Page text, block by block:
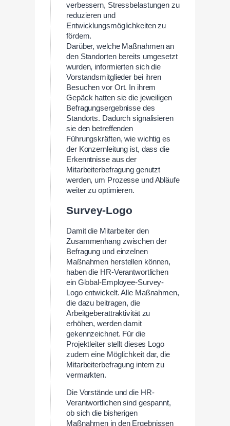
verbessern, Stressbelastungen zu
reduzieren und
Entwicklungsmöglichkeiten zu
fördern.
Darüber, welche Maßnahmen an
den Standorten bereits umgesetzt
wurden, informierten sich die
Vorstandsmitglieder bei ihren
Besuchen vor Ort. In ihrem
Gepäck hatten sie die jeweiligen
Befragungsergebnisse des
Standorts. Dadurch signalisieren
sie den betreffenden
Führungskräften, wie wichtig es
der Konzernleitung ist, dass die
Erkenntnisse aus der
Mitarbeiterbefragung genutzt
werden, um Prozesse und Abläufe
weiter zu optimieren.
Survey-Logo
Damit die Mitarbeiter den
Zusammenhang zwischen der
Befragung und einzelnen
Maßnahmen herstellen können,
haben die HR-Verantwortlichen
ein Global-Employee-Survey-
Logo entwickelt. Alle Maßnahmen,
die dazu beitragen, die
Arbeitgeberattraktivität zu
erhöhen, werden damit
gekennzeichnet. Für die
Projektleiter stellt dieses Logo
zudem eine Möglichkeit dar, die
Mitarbeiterbefragung intern zu
vermarkten.
Die Vorstände und die HR-
Verantwortlichen sind gespannt,
ob sich die bisherigen
Maßnahmen in den Ergebnissen